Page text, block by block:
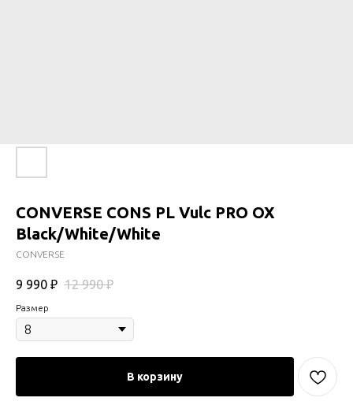
CONVERSE CONS PL Vulc PRO OX
Black/White/White
CONVERSE
9 990 ₽ 12 990 ₽
Размер
В корзину